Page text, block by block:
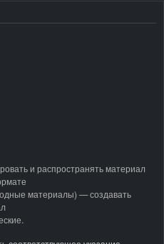
и распространять материал
материалы) — создавать